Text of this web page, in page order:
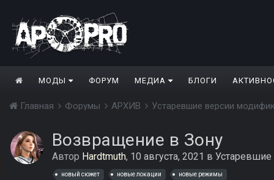
МОДЫ ФОРУМ МЕДИА БЛОГИ
Главная Форумы АРХИВ Устаревшие версии
Возвращение в Зону
Автор Hardtmuth, 10 августа, 2021 в
новый сюжет новые локации новые режимы